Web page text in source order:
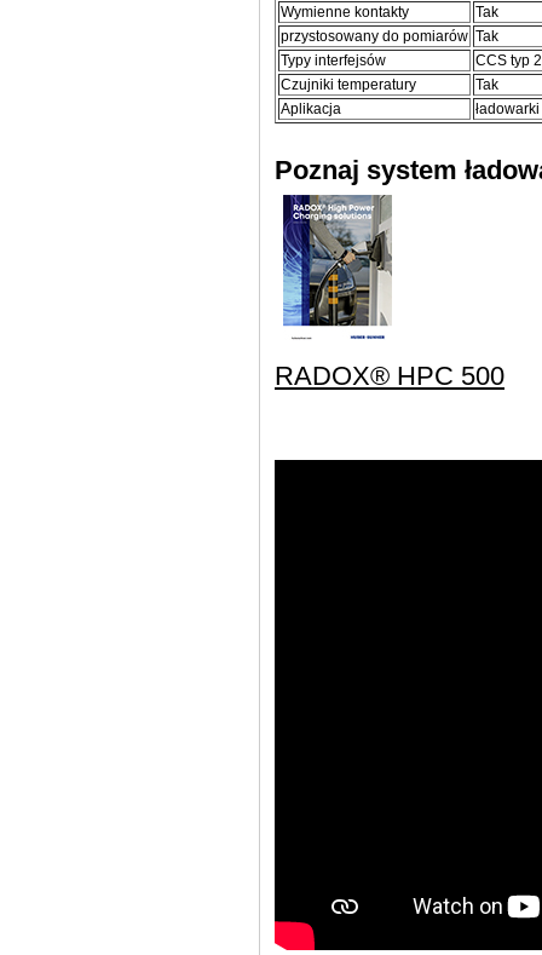
Wymienne kontakty
Tak
przystosowany do pomiarów Tak
Typy interfejsów
CCS typ 2
Czujniki temperatury
Tak
Aplikacja
Poznaj system
RADOX® HPC 500